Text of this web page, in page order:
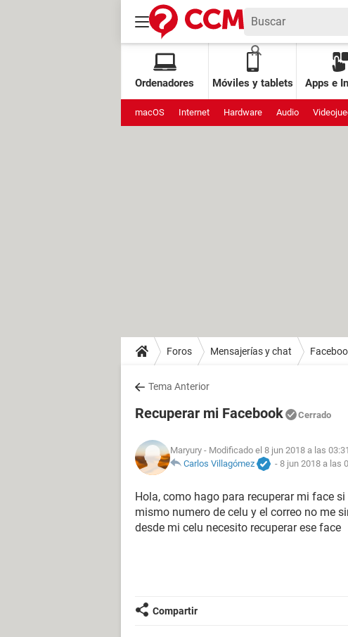
Ordenadores Móviles y tablets Apps e
macOS Internet Hardware Audio
Foros Mensajerías y chat
Tema Anterior
Recuperar mi Facebook Cerrado
Maryury - Modificado el 8 jun 2018 a las 03:31
Carlos Villagómez
- 8 jun 2018 a las
Hola, como hago para recuperar mi face
mismo numero de celu y el correo no me
desde mi celu necesito recuperar ese face
Compartir